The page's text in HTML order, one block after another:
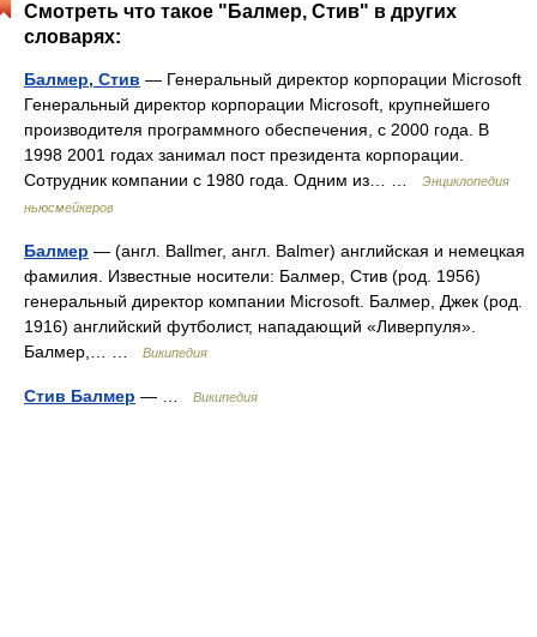
Смотреть что такое "Балмер, Стив" в других
словарях:
Балмер, Стив — Генеральный директор корпорации Microsoft
Генеральный директор корпорации Microsoft, крупнейшего
производителя программного обеспечения, с 2000 года. В
1998 2001 годах занимал пост президента корпорации.
Сотрудник компании с 1980 года. Одним из… …
Энциклопедия
ньюсмейкеров
Балмер — (англ. Ballmer, англ. Balmer) английская и немецкая
фамилия. Известные носители: Балмер, Стив (род. 1956)
генеральный директор компании Microsoft. Балмер, Джек (род.
1916) английский футболист, нападающий «Ливерпуля».
Балмер,… …
Википедия
Стив Балмер — … Википедия